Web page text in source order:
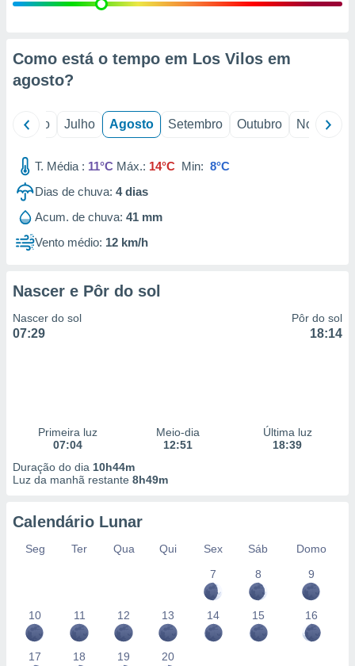
estudos
1199
Como está o tempo em Los Vilos em
agosto?
Junho Julho Agosto Setembro Outubro Novembro
T. Média : 11°C Máx.: 14°C Min: 8°C
Dias de chuva: 4dias
Acum. de chuva: 41 mm
Vento médio: 12 km/h
Nascer e Pôr do sol
Nascer do sol
07:29
Pôr do sol
18:14
Primeira luz
07:04
Meio-dia
12:51
Última luz
18:39
Duração do dia 10h44m
Luz da manhã restante 8h49m
Calendário Lunar
Seg Ter Qua Qui Sex Sáb
Domo
7
8 9
10 11 12 13 14 15 16
17 18 19 20